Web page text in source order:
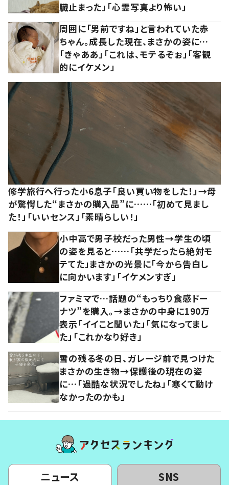
臓止まった」「心霊写真より怖い」
周囲に「男前ですね」と言われていた赤
ちゃん。成長した現在、まさかの姿に…
「きゃああ」「これは、モテるぞぉ」「客観
的にイケメン」
修学旅行へ行った小6息子「良い買い物をした！」→母
が驚愕した“まさかの購入品”に……「初めて見まし
た！」「いいセンス」「素晴らしい！」
小中高で男子校だった男性→学生の頃
の姿を見ると……「共学だったら絶対モ
テてた」まさかの光景に「今から告白し
に向かいます」「イケメンすぎ」
ファミマで…話題の“もっちり食感ドー
ナツ”を購入。→まさかの中身に190万
表示「イイこと聞いた」「気になってまし
た」「これかなり好き」
雪の残る冬の日、ガレージ前で見つけた
まさかの生き物→保護後の現在の姿
に…「過酷な状況でしたね」「寒くて動け
なかったのかも」
ニュース SNS